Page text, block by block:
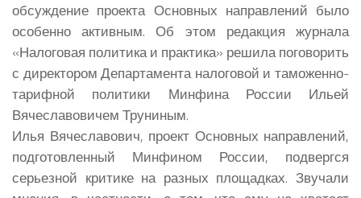
обсуждение проекта Основных направлений было
особенно активным. Об этом редакция журнала
«Налоговая политика и практика» решила поговорить
с директором Департамента налоговой и таможенно-
тарифной политики Минфина России Ильей
Вячеславовичем Труниным.
Илья Вячеславович, проект Основных направлений,
подготовленный Минфином России, подвергся
серьезной критике на разных площадках. Звучали